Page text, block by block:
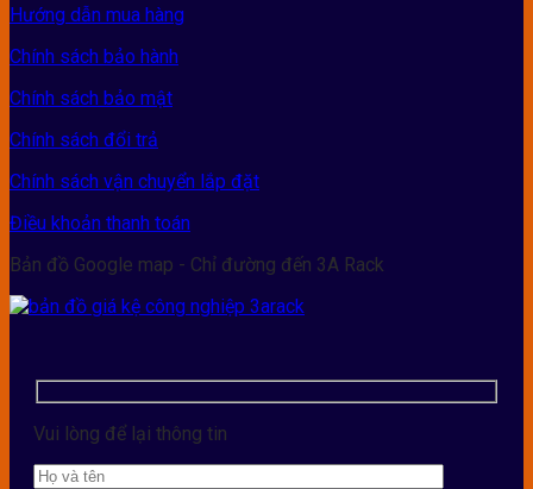
Hướng dẫn mua hàng
Chính sách bảo hành
Chính sách bảo mật
Chính sách đổi trả
Chính sách vận chuyển lắp đặt
Điều khoản thanh toán
Bản đồ Google map - Chỉ đường đến 3A Rack
Vui lòng để lại thông tin